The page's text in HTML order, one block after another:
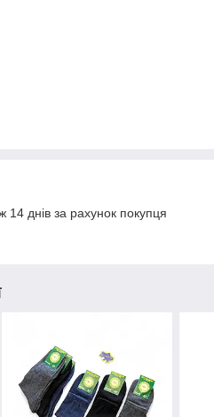
днів за рахунок покупця